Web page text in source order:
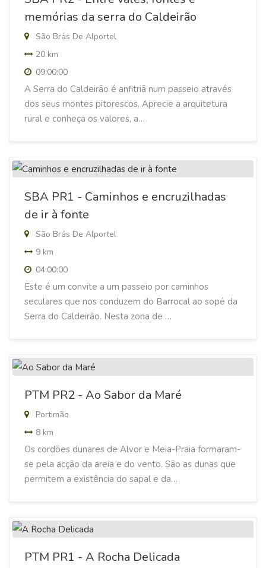
memórias da serra do Caldeirão
São Brás De Alportel
20 km
09:00:00
A Serra do Caldeirão é anfitriã num passeio através
dos seus montes pitorescos. Aprecie a arquitetura
rural e conheça os valores, a…
SBA PR1 - Caminhos e encruzilhadas
de ir à fonte
São Brás De Alportel
9 km
04:00:00
Este é um convite a um passeio por caminhos
seculares que nos conduzem do Barrocal ao sopé da
Serra do Caldeirão. Nesta zona de …
PTM PR2 - Ao Sabor da Maré
Portimão
8 km
Os cordões dunares de Alvor e Meia-Praia formaram-
se pela acção da areia e do vento. São as dunas que
permitem a existência do sapal e da…
PTM PR1 - A Rocha Delicada